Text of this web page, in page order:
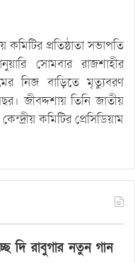
কমিটির প্রতিষ্ঠাতা সভাপতি
সোমবার রাজশাহীর
নিজ বাড়িতে মৃত্যুবরণ
জীবদ্দশায় তিনি জাতীয়
কমিটির প্রেসিডিয়াম
দি রাবুগার নতুন গান